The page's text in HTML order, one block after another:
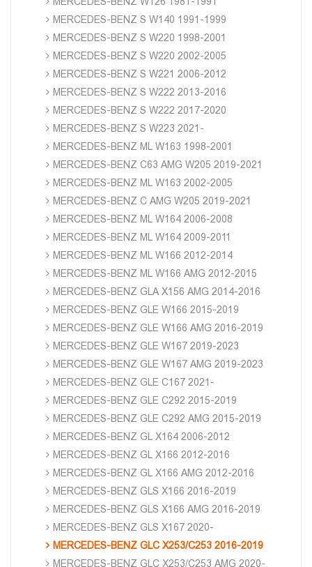
MERCEDES-BENZ S W140 1991-1999
MERCEDES-BENZ S W220 1998-2001
MERCEDES-BENZ S W220 2002-2005
MERCEDES-BENZ S W221 2006-2012
MERCEDES-BENZ S W222 2013-2016
MERCEDES-BENZ S W222 2017-2020
MERCEDES-BENZ S W223 2021-
MERCEDES-BENZ ML W163 1998-2001
MERCEDES-BENZ C63 AMG W205 2019-2021
MERCEDES-BENZ ML W163 2002-2005
MERCEDES-BENZ C AMG W205 2019-2021
MERCEDES-BENZ ML W164 2006-2008
MERCEDES-BENZ ML W164 2009-2011
MERCEDES-BENZ ML W166 2012-2014
MERCEDES-BENZ ML W166 AMG 2012-2015
MERCEDES-BENZ GLA X156 AMG 2014-2016
MERCEDES-BENZ GLE W166 2015-2019
MERCEDES-BENZ GLE W166 AMG 2016-2019
MERCEDES-BENZ GLE W167 2019-2023
MERCEDES-BENZ GLE W167 AMG 2019-2023
MERCEDES-BENZ GLE C167 2021-
MERCEDES-BENZ GLE C292 2015-2019
MERCEDES-BENZ GLE C292 AMG 2015-2019
MERCEDES-BENZ GL X164 2006-2012
MERCEDES-BENZ GL X166 2012-2016
MERCEDES-BENZ GL X166 AMG 2012-2016
MERCEDES-BENZ GLS X166 2016-2019
MERCEDES-BENZ GLS X166 AMG 2016-2019
MERCEDES-BENZ GLS X167 2020-
MERCEDES-BENZ GLC X253/C253 2016-2019
MERCEDES-BENZ GLC X253/C253 AMG 2020-